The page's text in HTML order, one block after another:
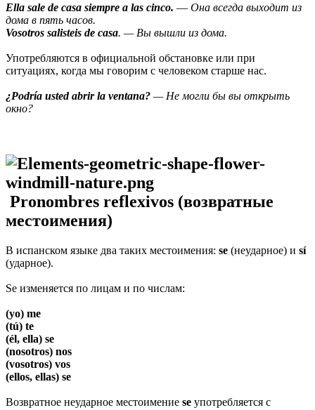
Ella sale de casa siempre a las cinco. — Она всегда выходит из
дома в пять часов.
Vosotros salisteis de casa. — Вы вышли из дома.
Употребляются в официальной обстановке или при
ситуациях, когда мы говорим с человеком старше нас.
¿Podría usted abrir la ventana? — Не могли бы вы открыть
окно?
Pronombres reflexivos (возвратные
местоимения)
В испанском языке два таких местоимения: se (неударное) и sí
(ударное).
Se изменяется по лицам и по числам:
(yo) me
(tú) te
(él, ella) se
(nosotros) nos
(vosotros) vos
(ellos, ellas) se
Возвратное неударное местоимение se употребляется с